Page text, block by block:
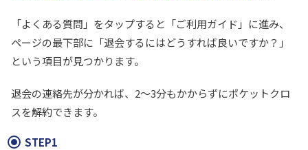
「よくある質問」をタップすると「ご利用ガイド」に進み、
ページの最下部に「退会するにはどうすれば良いですか？」
という項目が見つかります。
退会の連絡先が分かれば、2～3分もかからずにポケットクロ
スを解約できます。
STEP1